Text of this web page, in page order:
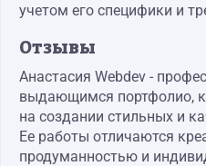
учетом его специфики и
Отзывы
Анастасия Webdev -
выдающимся портфолио,
на создании стильных и
Ее работы отличаются
продуманностью и